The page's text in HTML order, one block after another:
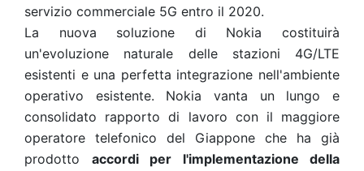
servizio commerciale 5G entro il 2020.
La nuova soluzione di Nokia costituirà
un'evoluzione naturale delle stazioni 4G/LTE
esistenti e una perfetta integrazione nell'ambiente
operativo esistente. Nokia vanta un lungo e
consolidato rapporto di lavoro con il maggiore
operatore telefonico del Giappone che ha già
prodotto accordi per l'implementazione della